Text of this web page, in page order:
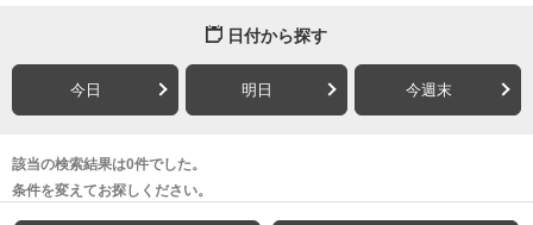
日付から探す
今日 明日 今週末
該当の検索結果は0件でした。
条件を変えてお探しください。